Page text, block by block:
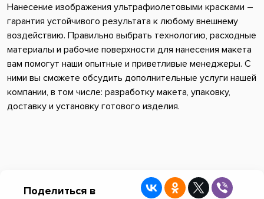
Нанесение изображения ультрафиолетовыми красками –
гарантия устойчивого результата к любому внешнему
воздействию. Правильно выбрать технологию, расходные
материалы и рабочие поверхности для нанесения макета
вам помогут наши опытные и приветливые менеджеры. С
ними вы сможете обсудить дополнительные услуги нашей
компании, в том числе: разработку макета, упаковку,
доставку и установку готового изделия.
Поделиться в